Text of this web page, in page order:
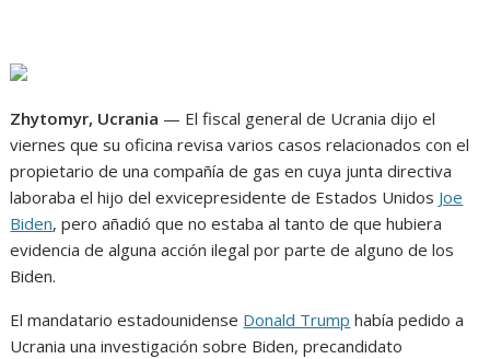
Zhytomyr, Ucrania — El fiscal general de Ucrania dijo el
viernes que su oficina revisa varios casos relacionados con el
propietario de una compañía de gas en cuya junta directiva
laboraba el hijo del exvicepresidente de Estados Unidos Joe
Biden, pero añadió que no estaba al tanto de que hubiera
evidencia de alguna acción ilegal por parte de alguno de los
Biden.
El mandatario estadounidense Donald Trump había pedido a
Ucrania una investigación sobre Biden, precandidato